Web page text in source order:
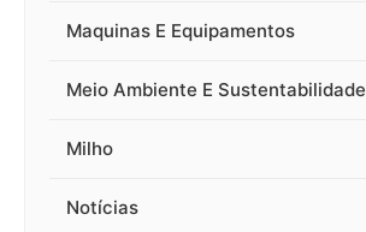
Maquinas E Equipamentos
Meio Ambiente E Sustentabilidade
Milho
Notícias